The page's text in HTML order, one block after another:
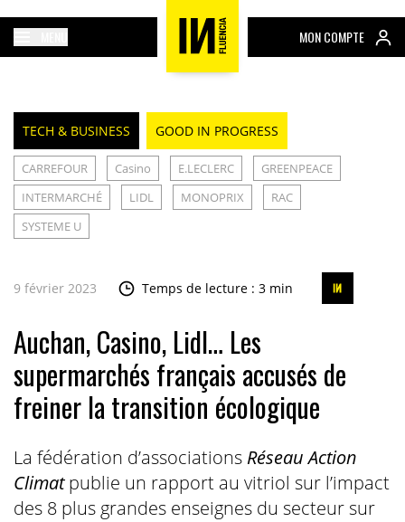
MON COMPTE
TECH & BUSINESS GOOD IN PROGRESS
CARREFOUR Casino E.LECLERC
GREENPEACE
INTERMARCHÉ
LIDL MONOPRIX
RAC
SYSTEME U
9 février 2023 Temps de lecture : 3 min
Auchan, Casino, Lidl… Les
supermarchés français accusés de
freiner la transition écologique
La fédération d’associations Réseau Action
Climatpublie un rapport au vitriol sur l’impact
des 8 plus grandes enseignes du secteur sur